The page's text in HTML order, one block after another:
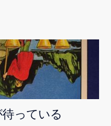
っている